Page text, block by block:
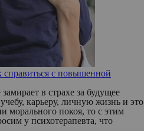
справиться с повышенной
в страхе за будущее
карьеру, личную жизнь и это
морального покоя, то с этим
у психотерапевта, что